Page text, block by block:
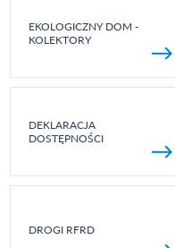
EKOLOGICZNY DOM -
KOLEKTORY
DEKLARACJA
DOSTĘPNOŚCI
DROGI RFRD